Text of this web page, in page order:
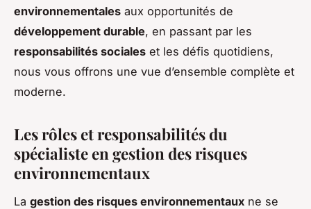
environnementales aux opportunités de
développement durable, en passant par les
responsabilités sociales et les défis quotidiens,
nous vous offrons une vue d’ensemble complète et
moderne.
Les rôles et responsabilités du
spécialiste en gestion des risques
environnementaux
La gestion des risques environnementaux ne se